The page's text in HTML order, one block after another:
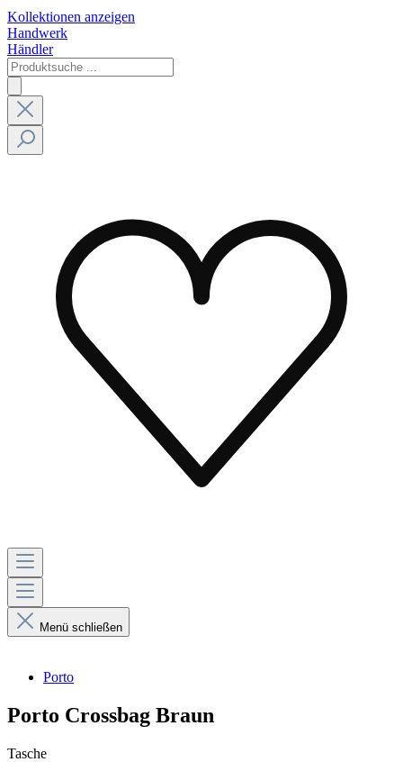
Kollektionen anzeigen
Handwerk
Händler
Menü schließen
Porto
Porto Crossbag Braun
Tasche